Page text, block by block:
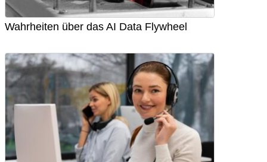
Wahrheiten über das AI Data Flywheel